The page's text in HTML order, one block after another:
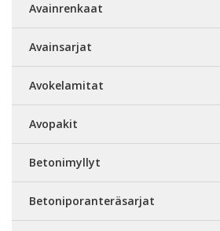
Avainrenkaat
Avainsarjat
Avokelamitat
Avopakit
Betonimyllyt
Betoniporanteräsarjat